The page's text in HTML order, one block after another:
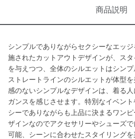
商品説明
シンプルでありながらセクシーなエッ
施されたカットアウトデザインが、ス
を与えつつ、全体のシルエットはシンプ
ストレートラインのシルエットが体型
感のないシンプルなデザインは、着る
ガンスを感じさせます。特別なイベン
シーでありながらも上品に決まるワン
ザインなのでアクセサリーやシューズ
可能、シーンに合わせたスタイリングを